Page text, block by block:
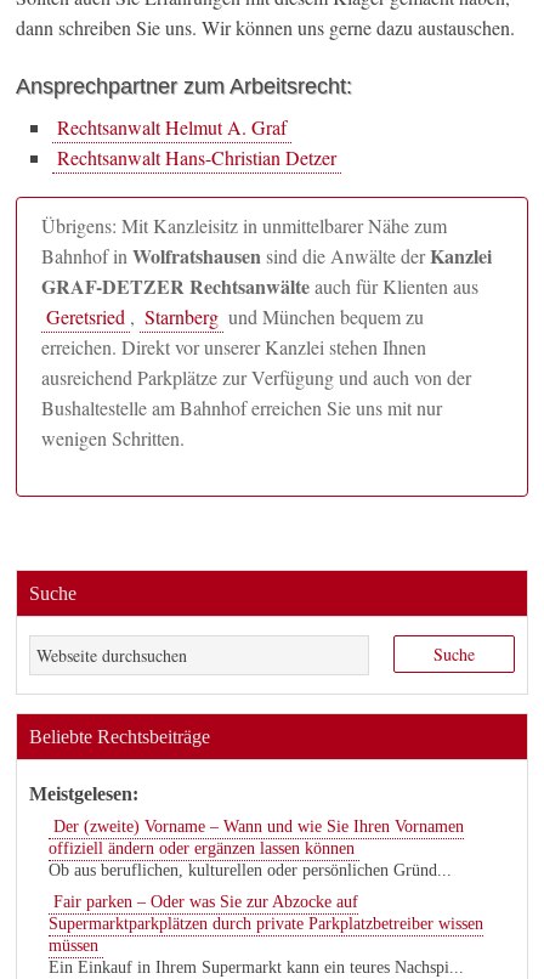
dann schreiben Sie uns. Wir können uns gerne dazu austauschen.
Ansprechpartner zum Arbeitsrecht:
Rechtsanwalt Helmut A. Graf
Rechtsanwalt Hans-Christian Detzer
Übrigens: Mit Kanzleisitz in unmittelbarer Nähe zum
Bahnhof inWolfratshausensind die Anwälte derKanzlei
GRAF-DETZER Rechtsanwälteauch für Klienten aus
Geretsried , Starnberg und München bequem zu
erreichen. Direkt vor unserer Kanzlei stehen Ihnen
ausreichend Parkplätze zur Verfügung und auch von der
Bushaltestelle am Bahnhof erreichen Sie uns mit nur
wenigen Schritten.
Suche
Beliebte Rechtsbeiträge
Meistgelesen:
Der (zweite) Vorname – Wann und wie Sie Ihren Vornamen
offiziell ändern oder ergänzen lassen können
Ob aus beruflichen, kulturellen oder persönlichen Gründ...
Fair parken – Oder was Sie zur Abzocke auf
Supermarktparkplätzen durch private Parkplatzbetreiber wissen
müssen
Ein Einkauf in Ihrem Supermarkt kann ein teures Nachspi...